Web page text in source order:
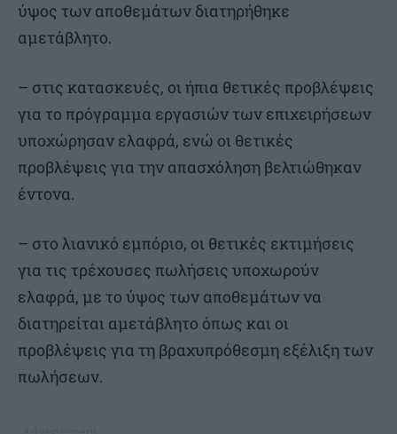
ύψος των αποθεμάτων διατηρήθηκε
αμετάβλητο.
– στις κατασκευές, οι ήπια θετικές προβλέψεις
για το πρόγραμμα εργασιών των επιχειρήσεων
υποχώρησαν ελαφρά, ενώ οι θετικές
προβλέψεις για την απασχόληση βελτιώθηκαν
έντονα.
– στο λιανικό εμπόριο, οι θετικές εκτιμήσεις
για τις τρέχουσες πωλήσεις υποχωρούν
ελαφρά, με το ύψος των αποθεμάτων να
διατηρείται αμετάβλητο όπως και οι
προβλέψεις για τη βραχυπρόθεσμη εξέλιξη των
πωλήσεων.